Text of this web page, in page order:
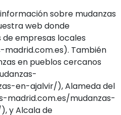
sobre mudanzas
web donde
empresas locales
También
en pueblos cercanos
en-ajalvir/), Alameda del
madrid.com.es/mudanzas-
y Alcala de